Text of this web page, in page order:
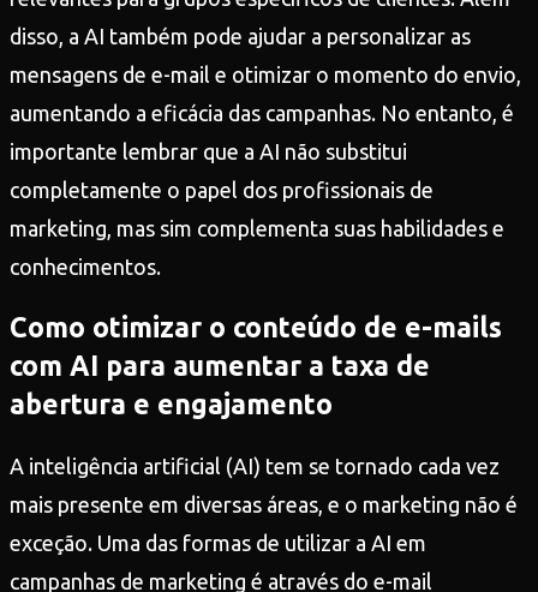
disso, a AI também pode ajudar a personalizar as
mensagens de e-mail e otimizar o momento do envio,
aumentando a eficácia das campanhas. No entanto, é
importante lembrar que a AI não substitui
completamente o papel dos profissionais de
marketing, mas sim complementa suas habilidades e
conhecimentos.
Como otimizar o conteúdo de e-mails
com AI para aumentar a taxa de
abertura e engajamento
A inteligência artificial (AI) tem se tornado cada vez
mais presente em diversas áreas, e o marketing não é
exceção. Uma das formas de utilizar a AI em
campanhas de marketing é através do e-mail